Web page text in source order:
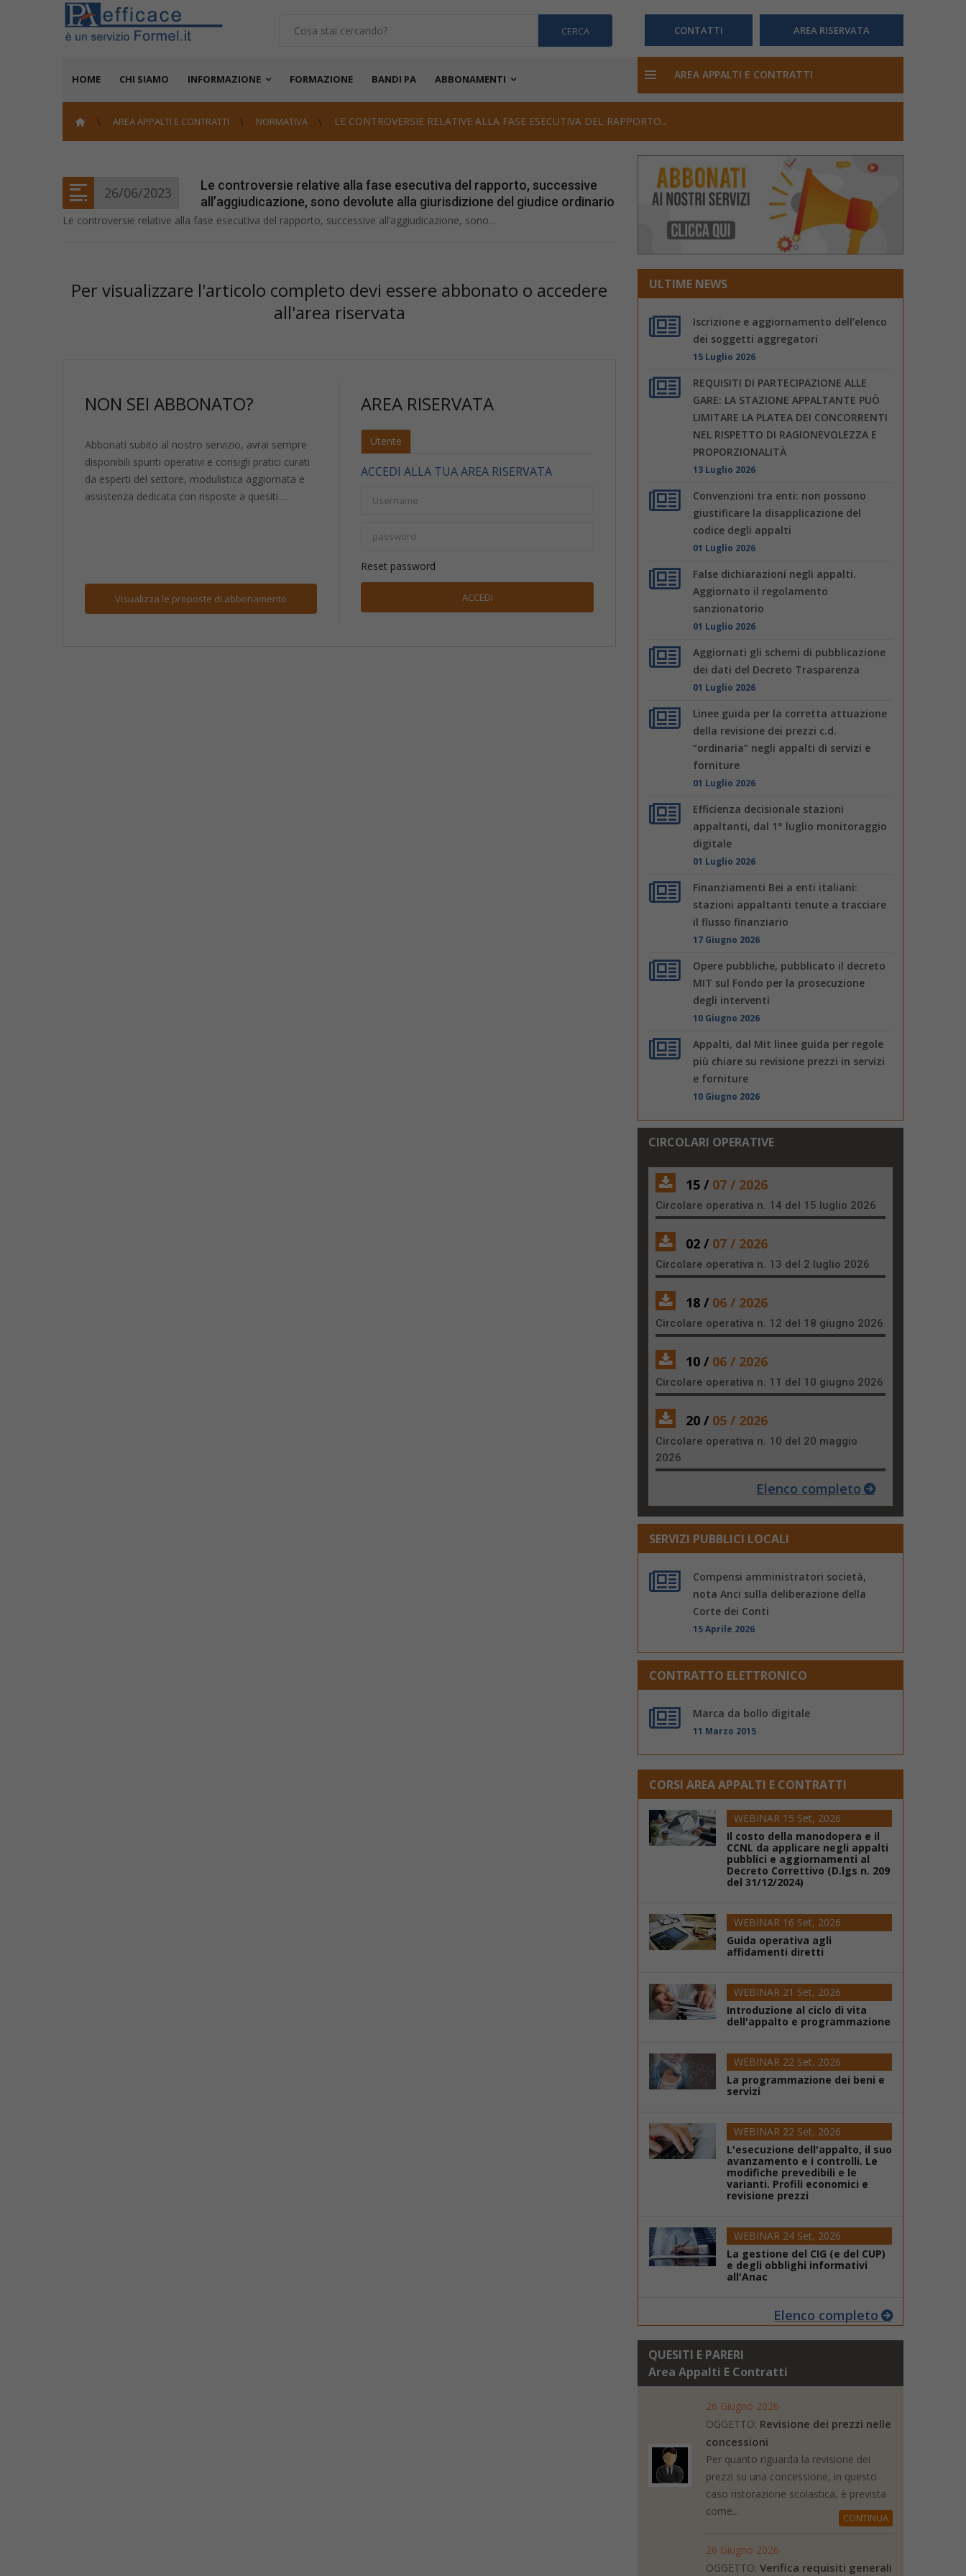
CERCA CONTATTI AREA RISERVATA
HOME CHI SIAMO INFORMAZIONE FORMAZIONE BANDI PA ABBONAMENTI AREA APPALTI E CONTRATTI
AREA APPALTI E CONTRATTI NORMATIVA LE CONTROVERSIE RELATIVE ALLA FASE ESECUTIVA DEL RAPPORTO...
26/06/2023
Le controversie relative alla fase esecutiva del rapporto, successive
all’aggiudicazione, sono devolute alla giurisdizione del giudice ordinario
Le controversie relative alla fase esecutiva del rapporto, successive all’aggiudicazione, sono...
Per visualizzare l'articolo completo devi essere abbonato o accedere
all'area riservata
NON SEI ABBONATO?
Abbonati subito al nostro servizio, avrai sempre
disponibili spunti operativi e consigli pratici curati
da esperti del settore, modulistica aggiornata e
assistenza dedicata con risposte a quesiti …
Visualizza le proposte di abbonamento
AREA RISERVATA
Utente
ACCEDI ALLA TUA AREA RISERVATA
Reset password
ULTIME NEWS
Iscrizione e aggiornamento dell’elenco
dei soggetti aggregatori
15 Luglio 2026
REQUISITI DI PARTECIPAZIONE ALLE
GARE: LA STAZIONE APPALTANTE PUÒ
LIMITARE LA PLATEA DEI CONCORRENTI
NEL RISPETTO DI RAGIONEVOLEZZA E
PROPORZIONALITÀ
13 Luglio 2026
Convenzioni tra enti: non possono
giustificare la disapplicazione del
codice degli appalti
01 Luglio 2026
False dichiarazioni negli appalti.
Aggiornato il regolamento
sanzionatorio
01 Luglio 2026
Aggiornati gli schemi di pubblicazione
dei dati del Decreto Trasparenza
01 Luglio 2026
Linee guida per la corretta attuazione
della revisione dei prezzi c.d.
“ordinaria” negli appalti di servizi e
forniture
01 Luglio 2026
Efficienza decisionale stazioni
appaltanti, dal 1° luglio monitoraggio
digitale
01 Luglio 2026
Finanziamenti Bei a enti italiani:
stazioni appaltanti tenute a tracciare
il flusso finanziario
17 Giugno 2026
Opere pubbliche, pubblicato il decreto
MIT sul Fondo per la prosecuzione
degli interventi
10 Giugno 2026
Appalti, dal Mit linee guida per regole
più chiare su revisione prezzi in servizi
e forniture
10 Giugno 2026
CIRCOLARI OPERATIVE
15 / 07 / 2026
Circolare operativa n. 14 del 15 luglio 2026
02 / 07 / 2026
Circolare operativa n. 13 del 2 luglio 2026
18 / 06 / 2026
Circolare operativa n. 12 del 18 giugno 2026
10 / 06 / 2026
Circolare operativa n. 11 del 10 giugno 2026
20 / 05 / 2026
Circolare operativa n. 10 del 20 maggio
2026
Elenco completo
SERVIZI PUBBLICI LOCALI
Compensi amministratori società,
nota Anci sulla deliberazione della
Corte dei Conti
15 Aprile 2026
CONTRATTO ELETTRONICO
Marca da bollo digitale
11 Marzo 2015
CORSI AREA APPALTI E CONTRATTI
WEBINAR 15 Set, 2026
Il costo della manodopera e il
CCNL da applicare negli appalti
pubblici e aggiornamenti al
Decreto Correttivo (D.lgs n. 209
del 31/12/2024)
WEBINAR 16 Set, 2026
Guida operativa agli
affidamenti diretti
WEBINAR 21 Set, 2026
Introduzione al ciclo di vita
dell'appalto e programmazione
WEBINAR 22 Set, 2026
La programmazione dei beni e
servizi
WEBINAR 22 Set, 2026
L'esecuzione dell'appalto, il suo
avanzamento e i controlli. Le
modifiche prevedibili e le
varianti. Profili economici e
revisione prezzi
WEBINAR 24 Set, 2026
La gestione del CIG (e del CUP)
e degli obblighi informativi
all'Anac
Elenco completo
QUESITI E PARERI
Area Appalti E Contratti
26 Giugno 2026
OGGETTO: Revisione dei prezzi nelle
concessioni
Per quanto riguarda la revisione dei
prezzi su una concessione, in questo
caso ristorazione scolastica, è prevista
come...
CONTINUA
26 Giugno 2026
OGGETTO: Verifica requisiti generali